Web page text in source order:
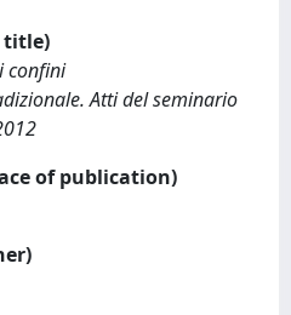
title)
confini
Atti del seminario
of publication)